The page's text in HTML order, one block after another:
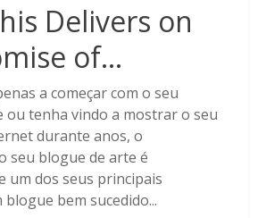
Delivers on
of
Data
a começar com o seu
ou tenha vindo a mostrar o seu
durante anos, o
seu blogue de arte é
um dos seus principais
bem sucedido...